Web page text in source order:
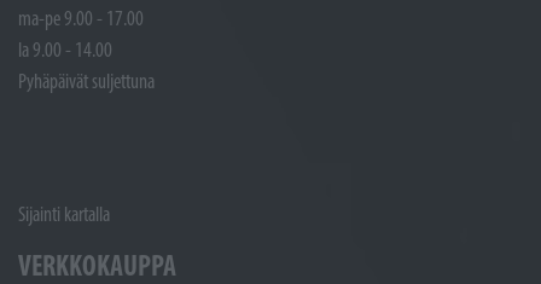
ma-pe 9.00 - 17.00
la 9.00 - 14.00
Pyhäpäivät suljettuna
Sijainti kartalla
VERKKOKAUPPA